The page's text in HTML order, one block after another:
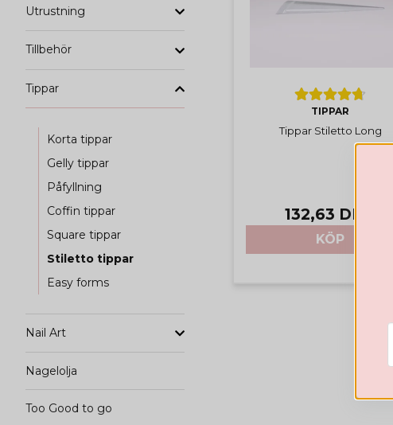
Utrustning
Tillbehör
Tippar
Korta tippar
Gelly tippar
Påfyllning
Coffin tippar
Square tippar
Stiletto tippar
Easy forms
Nail Art
Nagelolja
Too Good to go
TIPPAR
Tippar Stiletto Long
132,63 DKK
KÖP